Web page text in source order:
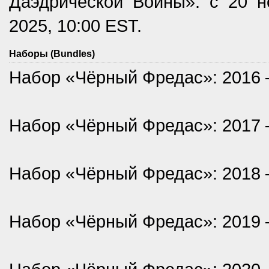
2025, 10:00 EST.
Наборы (Bundles)
Набор «Чёрный Фредас»: 2016
Набор «Чёрный Фредас»: 2017
Набор «Чёрный Фредас»: 2018
Набор «Чёрный Фредас»: 2019